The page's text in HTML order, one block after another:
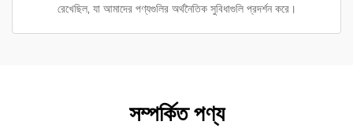
রেখেছিল, যা আমাদের পণ্যগুলির অর্থনৈতিক সুবিধাগুলি প্রদর্শন করে।
সম্পর্কিত পণ্য